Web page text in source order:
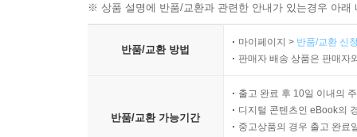
【 제21대 영조 】
최장수 호랑이. 조선 최초의 천민 출신 임금·389
- 영조 曰, “나는 형님을 독살하지 않았다! 이것들아
- 아들 사도세자를 뒤주에 가두어 죽여 버린 비운
바뀌었을지라도 그들의 정책과 역할은 국민들
주었고, 420여 년 전 선조는 전쟁이 나자 백성
평가하는 안목'과 '미래를 바라보는 혜안'을 얻을
※ 상품 설명에 반품/교환과 관련한 안내가 있는경우 아
반품/교환 방법
마이페이지 > 반품/교환 신
판매자 배송 상품은 판매자
반품/교환 가능기간
출고 완료 후 10일 이내의
디지털 콘텐츠인 eBook의
중고상품의 경우 출고 완료